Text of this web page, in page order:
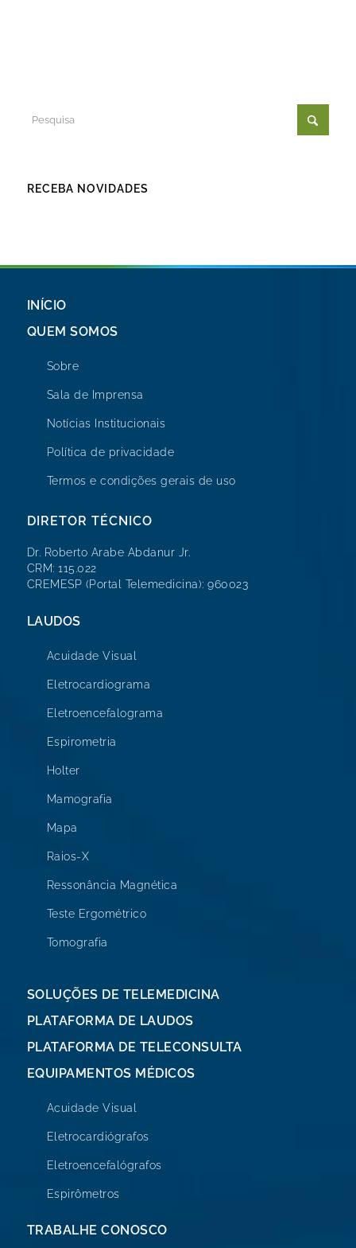
RECEBA NOVIDADES
INÍCIO
QUEM SOMOS
Sobre
Sala de Imprensa
Notícias Institucionais
Política de privacidade
Termos e condições gerais de uso
DIRETOR TÉCNICO
Dr. Roberto Arabe Abdanur Jr.
CRM: 115.022
CREMESP (Portal Telemedicina): 960023
LAUDOS
Acuidade Visual
Eletrocardiograma
Eletroencefalograma
Espirometria
Holter
Mamografia
Mapa
Raios-X
Ressonância Magnética
Teste Ergométrico
Tomografia
SOLUÇÕES DE TELEMEDICINA
PLATAFORMA DE LAUDOS
PLATAFORMA DE TELECONSULTA
EQUIPAMENTOS MÉDICOS
Acuidade Visual
Eletrocardiógrafos
Eletroencefalógrafos
Espirômetros
TRABALHE CONOSCO